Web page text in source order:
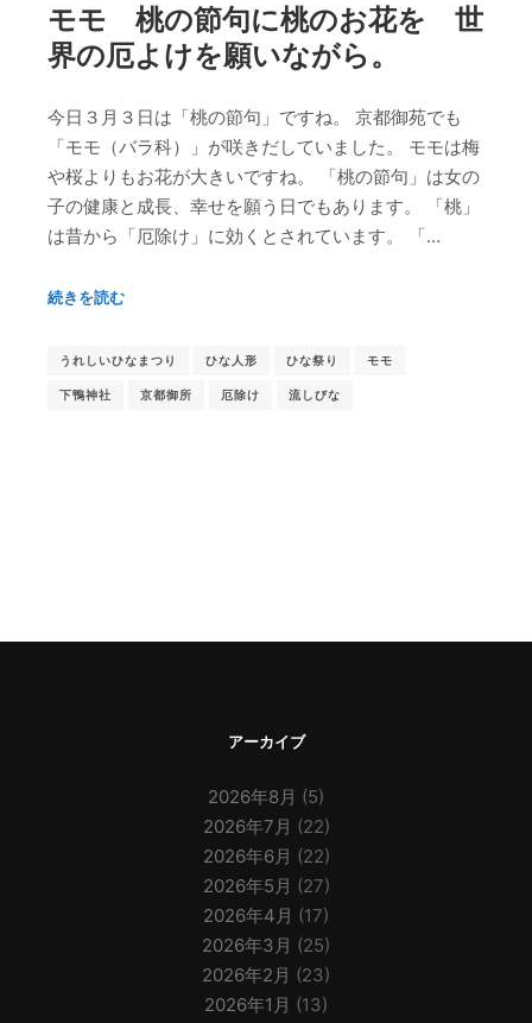
モモ 桃の節句に桃のお花を 世
界の厄よけを願いながら。
今日３月３日は「桃の節句」ですね。 京都御苑でも
「モモ（バラ科）」が咲きだしていました。 モモは梅
や桜よりもお花が大きいですね。 「桃の節句」は女の
子の健康と成長、幸せを願う日でもあります。 「桃」
は昔から「厄除け」に効くとされています。 「…
続きを読む
うれしいひなまつり ひな人形 ひな祭り モモ
下鴨神社 京都御所 厄除け 流しびな
アーカイブ
2026年8月 (5)
2026年7月 (22)
2026年6月 (22)
2026年5月 (27)
2026年4月 (17)
2026年3月 (25)
2026年2月 (23)
2026年1月 (13)